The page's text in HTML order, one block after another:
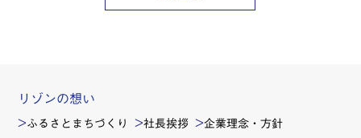
リゾンの想い
ふるさとまちづくり 社長挨拶 企業理念・方針